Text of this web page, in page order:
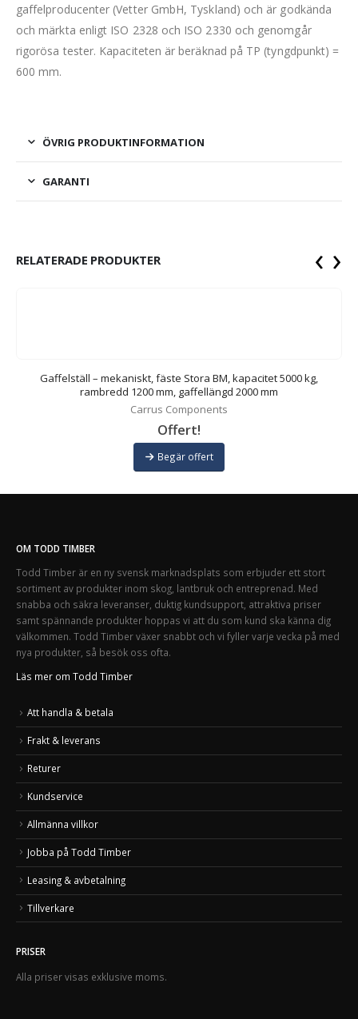
gaffelproducenter (Vetter GmbH, Tyskland) och är godkända
och märkta enligt ISO 2328 och ISO 2330 och genomgår
rigorösa tester. Kapaciteten är beräknad på TP (tyngdpunkt) =
600 mm.
ÖVRIG PRODUKTINFORMATION
GARANTI
RELATERADE PRODUKTER
Gaffelställ – mekaniskt, fäste Stora BM, kapacitet 5000 kg,
rambredd 1200 mm, gaffellängd 2000 mm
Carrus Components
Offert!
Begär offert
‹ ›
OM TODD TIMBER
Todd Timber är en ny svensk marknadsplats som erbjuder ett stort
sortiment av produkter inom skog, lantbruk och entreprenad. Med
snabba och säkra leveranser, duktig kundsupport, attraktiva priser
samt spännande produkter hoppas vi att du som kund ska känna dig
välkommen. Todd Timber växer snabbt och vi fyller varje vecka på med
nya produkter, så besök oss ofta.
Läs mer om Todd Timber
Att handla & betala
Frakt & leverans
Returer
Kundservice
Allmänna villkor
Jobba på Todd Timber
Leasing & avbetalning
Tillverkare
PRISER
Alla priser visas exklusive moms.